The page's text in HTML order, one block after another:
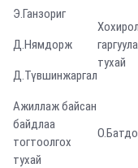
Э.Ганзориг
Д.Нямдорж
Д.Түвшинжаргал
тухай
Ажиллаж байсан
байдлаа
тогтоолгох
тухай